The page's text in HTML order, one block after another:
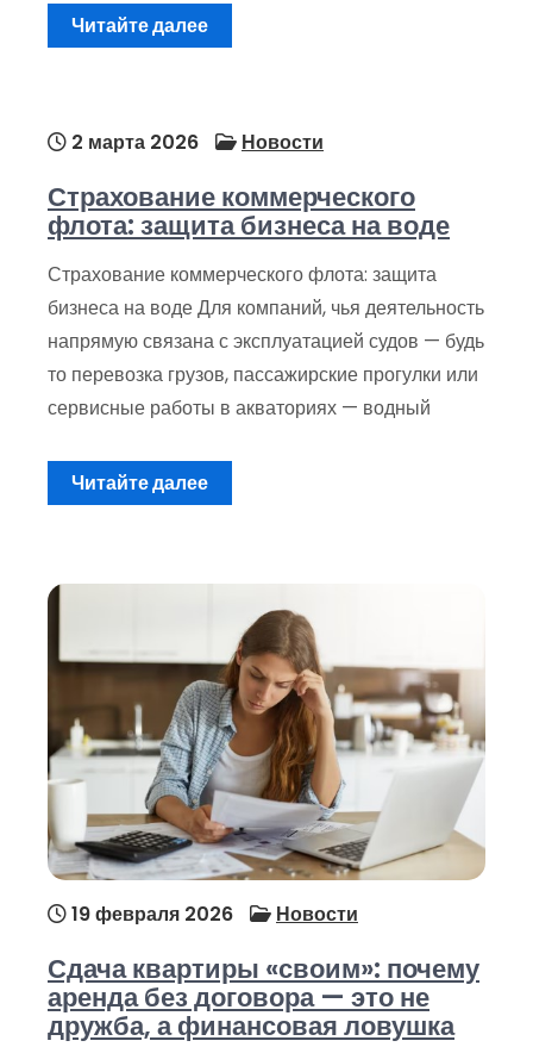
Читайте далее
2 марта 2026 Новости
Страхование коммерческого
флота: защита бизнеса на воде
Страхование коммерческого флота: защита
бизнеса на воде Для компаний, чья деятельность
напрямую связана с эксплуатацией судов — будь
то перевозка грузов, пассажирские прогулки или
сервисные работы в акваториях — водный
Читайте далее
19 февраля 2026 Новости
Сдача квартиры «своим»: почему
аренда без договора — это не
дружба, а финансовая ловушка